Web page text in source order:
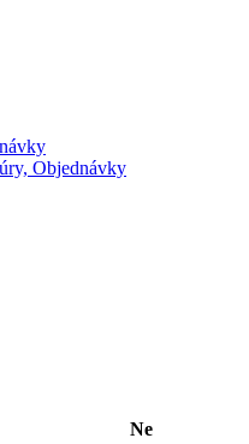
Objednávky
Ne